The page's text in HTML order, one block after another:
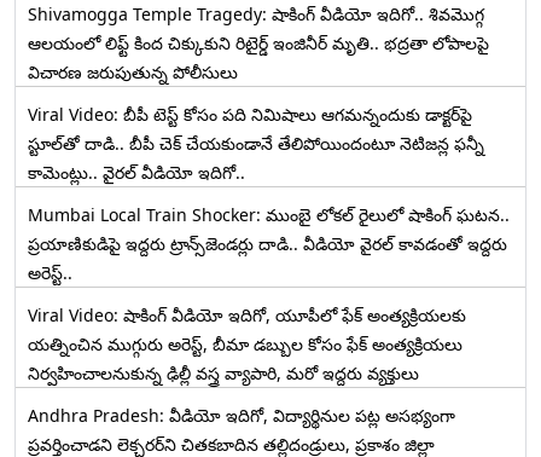
Shivamogga Temple Tragedy: షాకింగ్ వీడియో ఇదిగో.. శివమొగ్గ
ఆలయంలో లిఫ్ట్ కింద చిక్కుకుని రిటైర్డ్ ఇంజినీర్ మృతి.. భద్రతా లోపాలపై
విచారణ జరుపుతున్న పోలీసులు
Viral Video: బీపీ టెస్ట్‌ కోసం పది నిమిషాలు ఆగమన్నందుకు డాక్టర్‌పై
స్టూల్‌తో దాడి.. బీపీ చెక్ చేయకుండానే తేలిపోయిందంటూ నెటిజన్ల ఫన్నీ
కామెంట్లు.. వైరల్ వీడియో ఇదిగో..
Mumbai Local Train Shocker: ముంబై లోకల్ రైలులో షాకింగ్ ఘటన..
ప్రయాణికుడిపై ఇద్దరు ట్రాన్స్‌జెండర్లు దాడి.. వీడియో వైరల్ కావడంతో ఇద్దరు
అరెస్ట్..
Viral Video: షాకింగ్ వీడియో ఇదిగో, యూపీలో ఫేక్ అంత్యక్రియలకు
యత్నించిన ముగ్గురు అరెస్ట్, బీమా డబ్బుల కోసం ఫేక్ అంత్యక్రియలు
నిర్వహించాలనుకున్న ఢిల్లీ వస్త్ర వ్యాపారి, మరో ఇద్దరు వ్యక్తులు
Andhra Pradesh: వీడియో ఇదిగో, విద్యార్థినుల పట్ల అసభ్యంగా
ప్రవర్తించాడని లెక్చ‌ర‌ర్‌ని చిత‌క‌బాదిన త‌ల్లిదండ్రులు, ప్రకాశం జిల్లా